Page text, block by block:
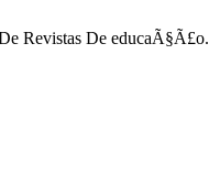
Revistas De educaÃ§Ã£o.